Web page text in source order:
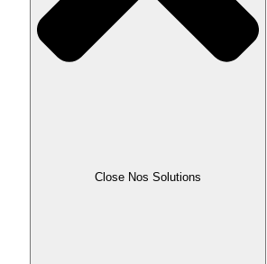
Close Nos Solutions